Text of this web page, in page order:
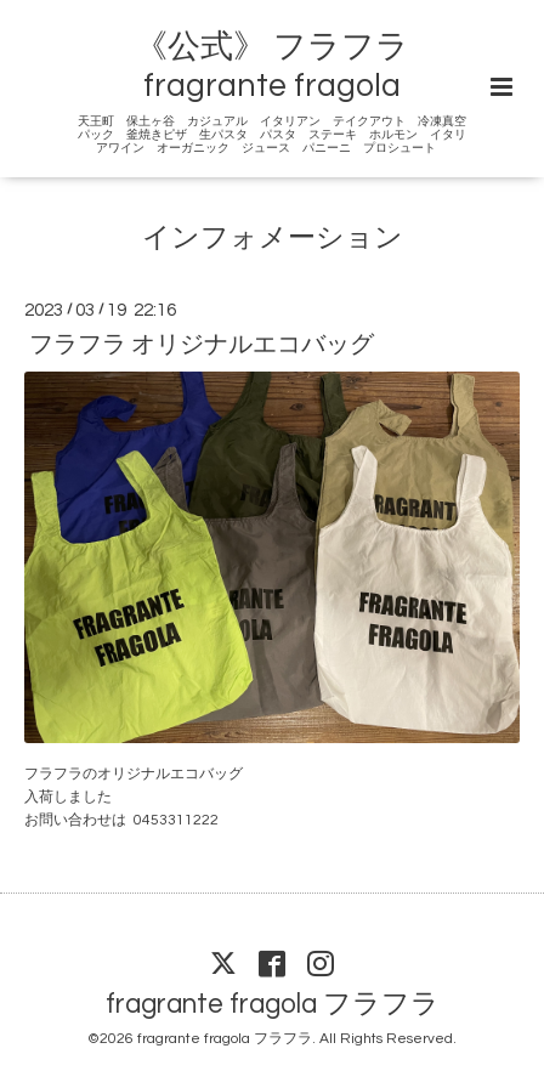
《公式》 フラフラ
fragrante fragola
天王町 保土ヶ谷 カジュアル イタリアン テイクアウト 冷凍真空
パック 釜焼きピザ 生パスタ パスタ ステーキ ホルモン イタリ
アワイン オーガニック ジュース パニーニ プロシュート
インフォメーション
2023 /03 / 19 22:16
フラフラ オリジナルエコバッグ
フラフラのオリジナルエコバッグ
入荷しました
お問い合わせは 0453311222
fragrante fragola フラフラ
©2026 fragrante fragola フラフラ . All Rights Reserved.